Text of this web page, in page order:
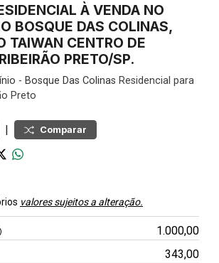
À VENDA NO
BOSQUE DAS COLINAS,
TAIWAN CENTRO DE
PRETO/SP.
- Bosque Das Colinas Residencial para
Preto
| Comparar
valores sujeitos a alteração.
1.000,00
343,00